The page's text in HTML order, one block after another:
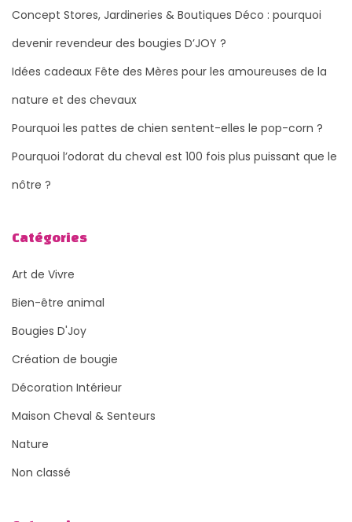
Concept Stores, Jardineries & Boutiques Déco : pourquoi
devenir revendeur des bougies D’JOY ?
Idées cadeaux Fête des Mères pour les amoureuses de la
nature et des chevaux
Pourquoi les pattes de chien sentent-elles le pop-corn ?
Pourquoi l’odorat du cheval est 100 fois plus puissant que le
nôtre ?
Catégories
Art de Vivre
Bien-être animal
Bougies D'Joy
Création de bougie
Décoration Intérieur
Maison Cheval & Senteurs
Nature
Non classé